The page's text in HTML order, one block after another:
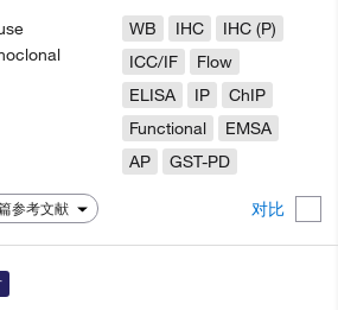
参考文献 对比
WB
IHC
IHC (P)
ICC/IF
Flow
ELISA
IP
ChIP
Functional
EMSA
AP
GST-PD